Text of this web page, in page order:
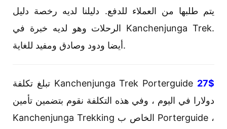
يتم طلبها من العملاء للدفع. دليلنا لديه رخصة دليل
الرحلات وهو لديه خبرة في Kanchenjunga Trek.
أيضا ودود وصادق ومفيد للغاية.
تبلغ تكلفة Kanchenjunga Trek Porterguide 27$
دولارا في اليوم ، وفي هذه التكلفة نقوم بتضمين تأمين
Kanchenjunga Trekking الخاص ب Porterguide ،